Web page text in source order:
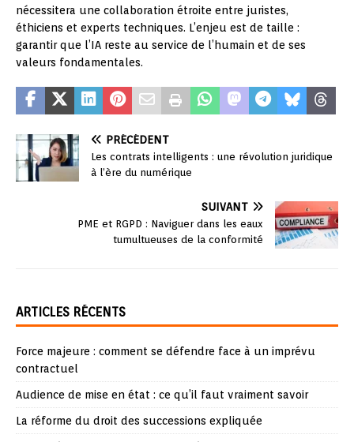
nécessitera une collaboration étroite entre juristes,
éthiciens et experts techniques. L’enjeu est de taille :
garantir que l’IA reste au service de l’humain et de ses
valeurs fondamentales.
PRÉCÉDENT
Les contrats intelligents : une révolution juridique
à l’ère du numérique
SUIVANT
PME et RGPD : Naviguer dans les eaux
tumultueuses de la conformité
ARTICLES RÉCENTS
Force majeure : comment se défendre face à un imprévu
contractuel
Audience de mise en état : ce qu’il faut vraiment savoir
La réforme du droit des successions expliquée